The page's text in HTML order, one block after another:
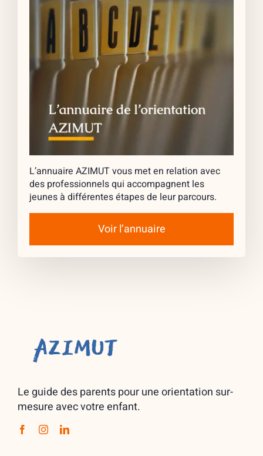
L’annuaire AZIMUT vous met en relation avec
des professionnels qui accompagnent les
jeunes à différentes étapes de leur parcours.
Voir l’annuaire
Le guide des parents pour une orientation sur-
mesure avec votre enfant.